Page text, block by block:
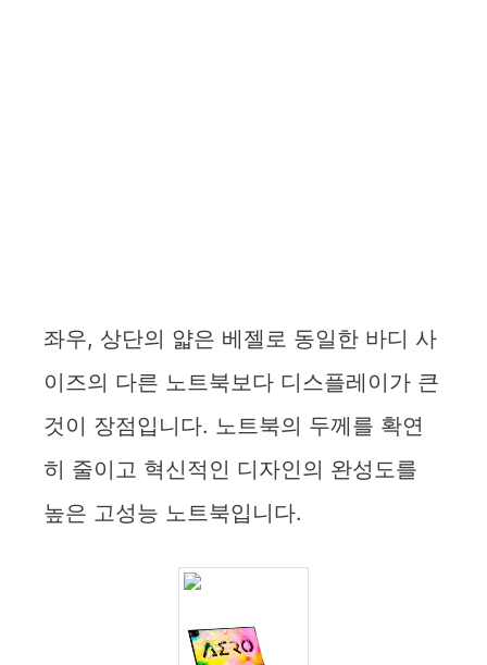
좌우, 상단의 얇은 베젤로 동일한 바디 사
이즈의 다른 노트북보다 디스플레이가 큰
것이 장점입니다. 노트북의 두께를 확연
히 줄이고 혁신적인 디자인의 완성도를
높은 고성능 노트북입니다.